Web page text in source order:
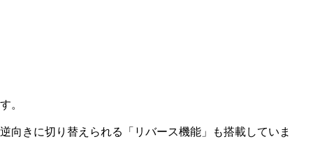
。
向きに切り替えられる「リバース機能」も搭載していま